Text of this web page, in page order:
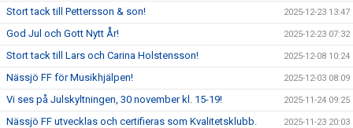
Stort tack till Pettersson & son! 2025-12-23 13:47
God Jul och Gott Nytt År! 2025-12-23 07:32
Stort tack till Lars och Carina Holstensson! 2025-12-08 10:24
Nässjö FF för Musikhjälpen! 2025-12-03 08:09
Vi ses på Julskyltningen, 30 november kl. 15-19! 2025-11-24 09:25
Nässjö FF utvecklas och certifieras som Kvalitetsklubb. 2025-11-23 20:03